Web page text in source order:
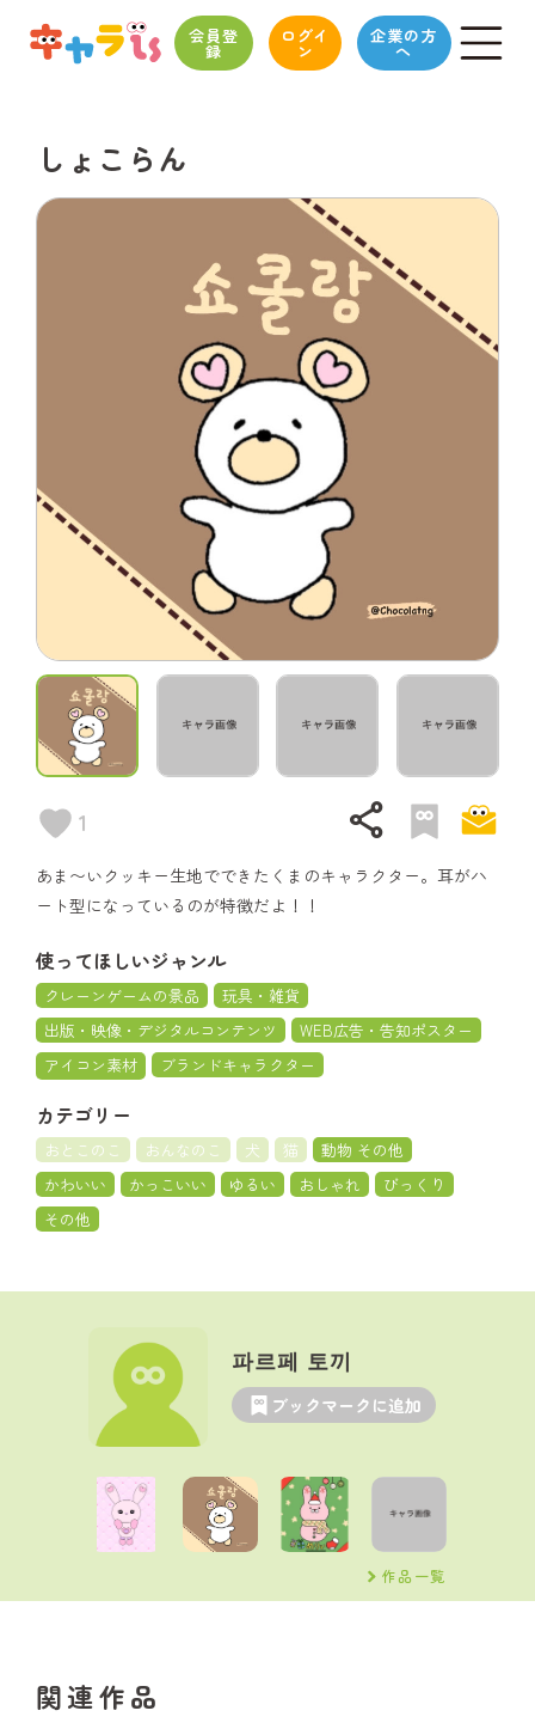
会員登
録
ログイ
ン
企業の方
へ
しょこらん
1 share
あま〜いクッキー生地でできたくまのキャラクター。耳がハ
ート型になっているのが特徴だよ！！
使ってほしいジャンル
クレーンゲームの景品
玩具・雑貨
出版・映像・デジタルコンテンツ
WEB広告・告知ポスター
アイコン素材
ブランドキャラクター
カテゴリー
おとこのこ おんなのこ 犬 猫
動物 その他
かわいい
かっこいい ゆるい おしゃれ
びっくり
その他
파르페 토끼
ブックマークに追加
作品一覧
関連作品